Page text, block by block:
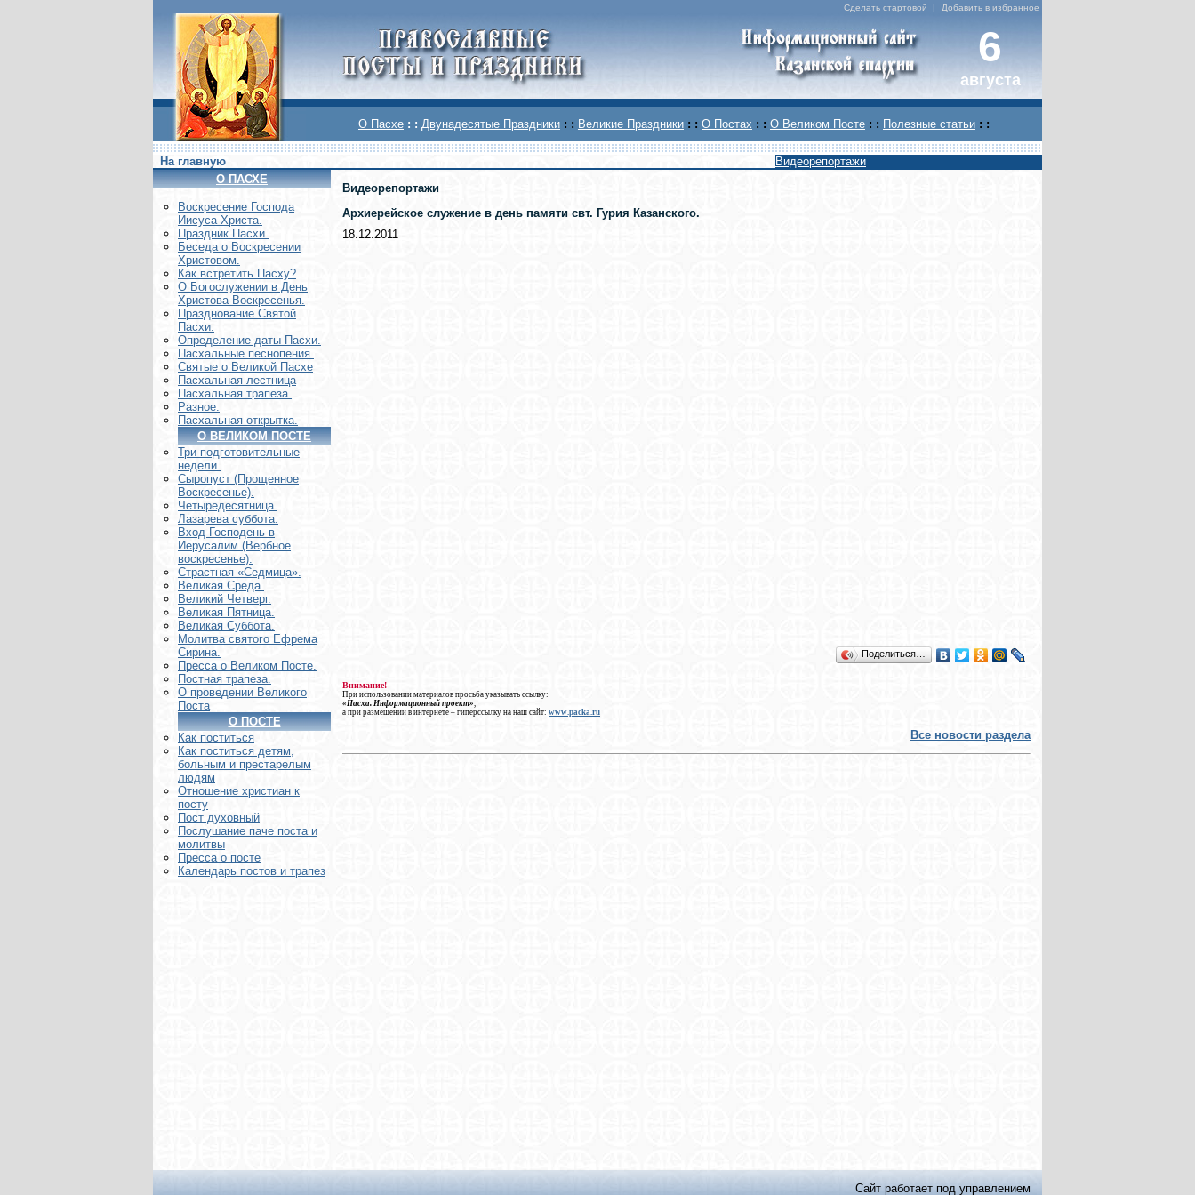
Сделать стартовой | Добавить в избранное
6
августа
О Пасхе : : Двунадесятые Праздники : : Великие Праздники : : О Постах : : О Великом Посте : : Полезные статьи : :
На главную
Видеорепортажи
О ПАСХЕ
Воскреcение Господа
Иисуса Христа.
Праздник Пасхи.
Беседа о Воскресении
Христовом.
Как встретить Пасху?
О Богослужении в День
Христова Воскресенья.
Празднование Святой
Пасхи.
Определение даты Пасхи.
Пасхальные песнопения.
Святые о Великой Пасхе
Пасхальная лестница
Пасхальная трапеза.
Разное.
Пасхальная открытка.
О ВЕЛИКОМ ПОСТЕ
Три подготовительные
недели.
Сыропуст (Прощенное
Воскресенье).
Четыредесятница.
Лазарева суббота.
Вход Господень в
Иерусалим (Вербное
воскресенье).
Страстная «Седмица».
Великая Среда.
Великий Четверг.
Великая Пятница.
Великая Суббота.
Молитва святого Ефрема
Сирина.
Пресса о Великом Посте.
Постная трапеза.
О проведении Великого
Поста
О ПОСТЕ
Как поститься
Как поститься детям,
больным и престарелым
людям
Отношение христиан к
посту
Пост духовный
Послушание паче поста и
молитвы
Пресса о посте
Календарь постов и трапез
Видеорепортажи
Архиерейское служение в день памяти свт. Гурия Казанского.
18.12.2011
Поделиться…
Внимание!
При использовании материалов просьба указывать ссылку:
«Пасха. Информационный проект»
а при размещении в интернете – гиперссылку на наш сайт: www.packa.ru
Все новости раздела
Сайт работает под управлением